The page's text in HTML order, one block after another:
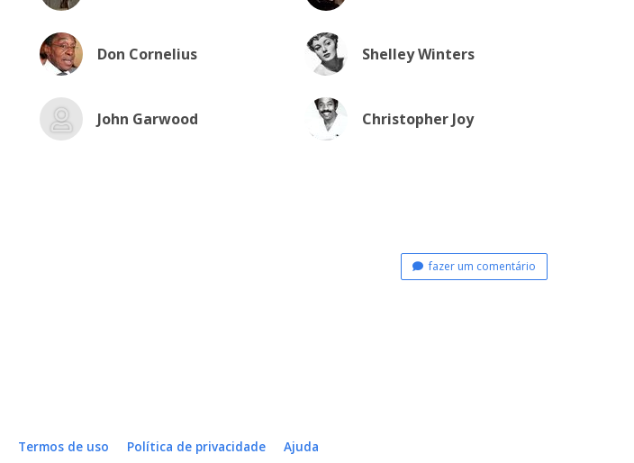
Don Cornelius Shelley Winters
John Garwood Christopher Joy
fazer um comentário
Termos de uso Política de privacidade Ajuda